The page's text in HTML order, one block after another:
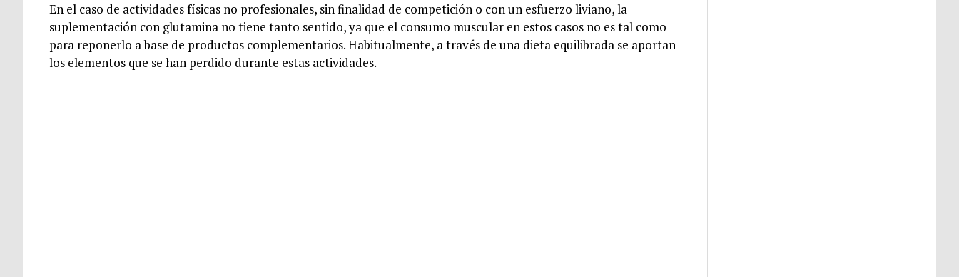
En el caso de actividades físicas no profesionales, sin finalidad de competición o con un esfuerzo liviano, la
suplementación con glutamina no tiene tanto sentido, ya que el consumo muscular en estos casos no es tal como
para reponerlo a base de productos complementarios. Habitualmente, a través de una dieta equilibrada se aportan
los elementos que se han perdido durante estas actividades.